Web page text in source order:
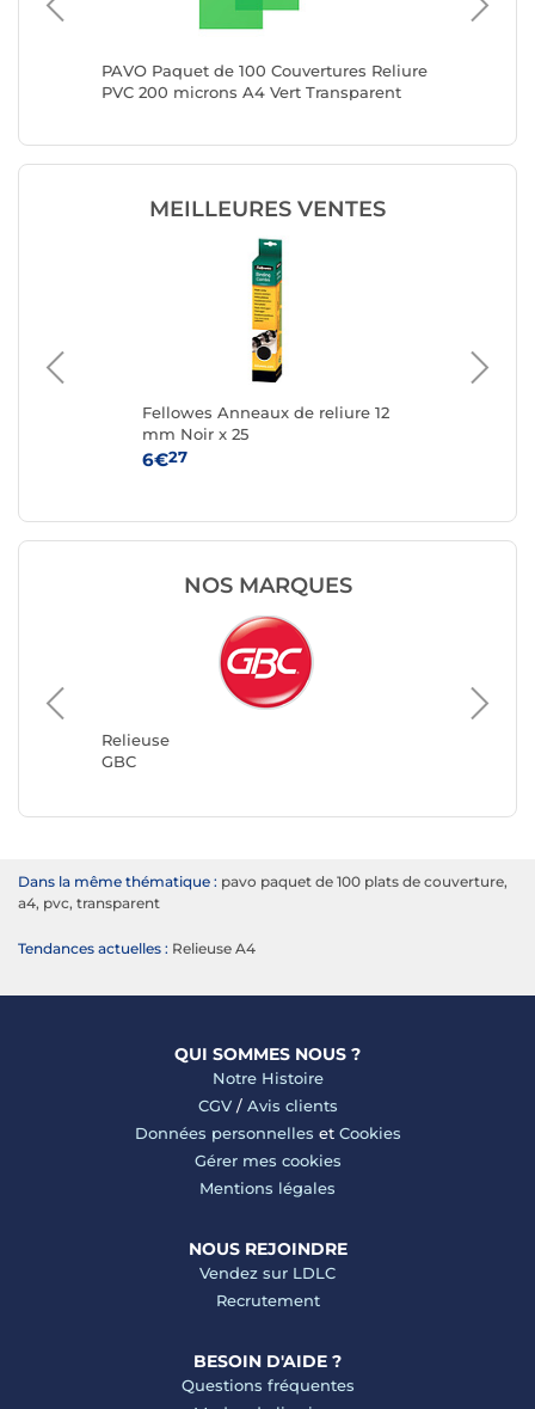
PAVO Paquet de 100 Couvertures Reliure
PVC 200 microns A4 Vert Transparent
MEILLEURES VENTES
Fellowes Anneaux de reliure 12
mm Noir x 25
6€27
NOS MARQUES
Relieuse
GBC
Dans la même thématique : pavo paquet de 100 plats de couverture,
a4, pvc, transparent
Tendances actuelles : Relieuse A4
QUI SOMMES NOUS ?
Notre Histoire
CGV/ Avis clients
Données personnelles et Cookies
Gérer mes cookies
Mentions légales
NOUS REJOINDRE
Vendez sur LDLC
Recrutement
BESOIN D'AIDE ?
Questions fréquentes